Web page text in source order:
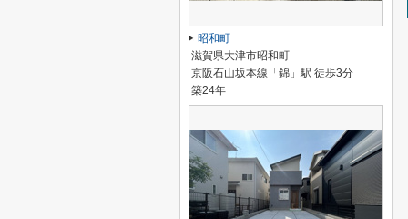
昭和町
滋賀県大津市昭和町
京阪石山坂本線「錦」駅 徒歩3分
築24年